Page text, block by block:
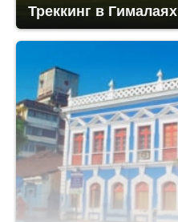
Треккинг в Гималаях